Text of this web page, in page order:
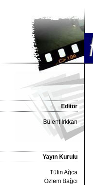
Editör
Bülent Irkkan
Yayın Kurulu
Tülin Ağca
Özlem Bağcı